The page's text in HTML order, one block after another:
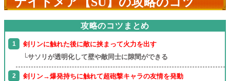
攻略のコツまとめ
剣リンに触れた後に敵に挟まって火力を出す
└サソリが透明化して壁や敵同士に隙間ができる
剣リン→爆発持ちに触れて超砲撃キャラの友情を発動